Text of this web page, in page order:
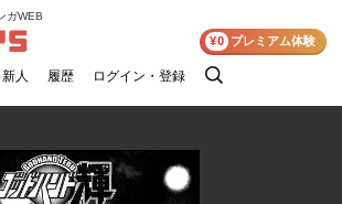
ガWEB
人 履歴 ログイン・登録
検
¥0 プレミアム体験